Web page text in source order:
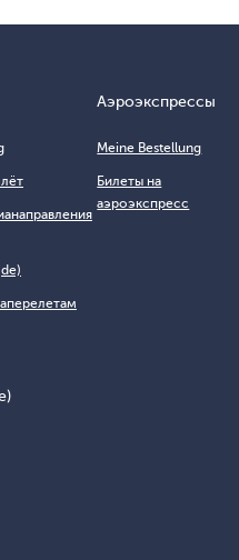
Аэроэкспрессы
Meine Bestellung
Билеты на
аэроэкспресс